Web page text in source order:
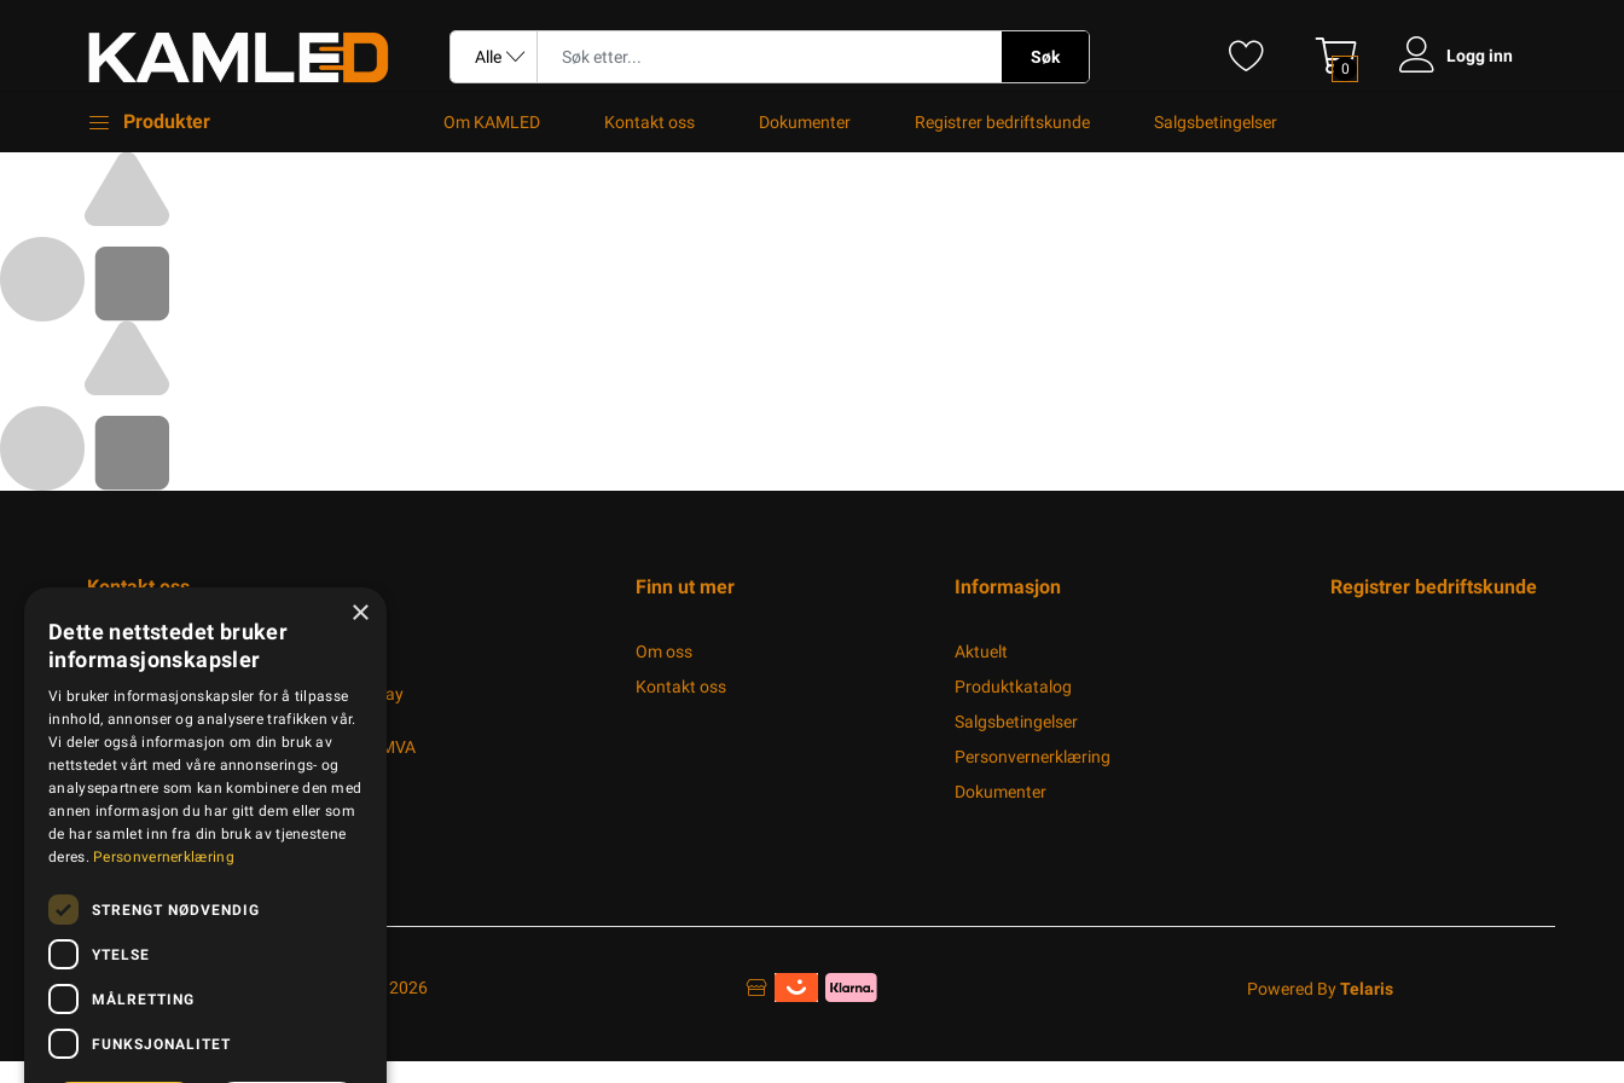
Søk
0
Logg inn
Produkter Om KAMLED Kontakt oss Dokumenter Registrer bedriftskunde Salgsbetingelser
Kontakt oss
+47 95 41 50 50
Bedriftsveien 14, 1890 Rakkestad, Norway
post@kamled.no
Organisasjonsnummer: NO 997608038MVA
Finn ut mer
Om oss
Kontakt oss
Informasjon
Aktuelt
Produktkatalog
Salgsbetingelser
Personvernerklæring
Dokumenter
Registrer bedriftskunde
Copyright © Kamled AS, 2026 Powered ByTelaris
×
Dette nettstedet bruker
informasjonskapsler
Vi bruker informasjonskapsler for å tilpasse
innhold, annonser og analysere trafikken vår.
Vi deler også informasjon om din bruk av
nettstedet vårt med våre annonserings- og
analysepartnere som kan kombinere den med
annen informasjon du har gitt dem eller som
de har samlet inn fra din bruk av tjenestene
deres. Personvernerklæring
STRENGT NØDVENDIG
YTELSE
MÅLRETTING
FUNKSJONALITET